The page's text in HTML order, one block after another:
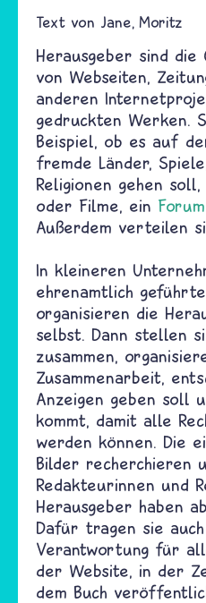
Text von Jane Moritz
Herausgeber sind die
von Webseiten,
anderen
gedruckten Werken.
Beispiel, ob es auf
fremde Länder,
Religionen gehen
oder Filme, ein Forum
Außerdem verteilen
In kleineren
ehrenamtlich
organisieren die
selbst. Dann stellen
zusammen,
Zusammenarbeit,
Anzeigen geben soll
kommt, damit alle
werden können. Die
Bilder recherchieren
Redakteurinnen und
Herausgeber haben
Dafür tragen sie
Verantwortung für
der Website, in der
dem Buch